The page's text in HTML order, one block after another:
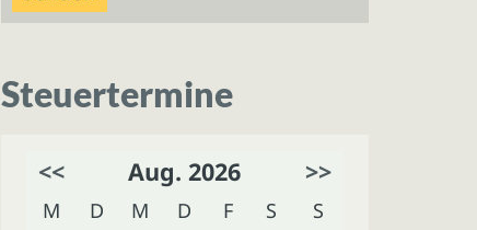
Steuertermine
<< Aug. 2026 >>
M D M D F S
S